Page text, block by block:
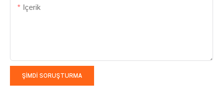
Içerik
ŞIMDI SORUŞTURMA